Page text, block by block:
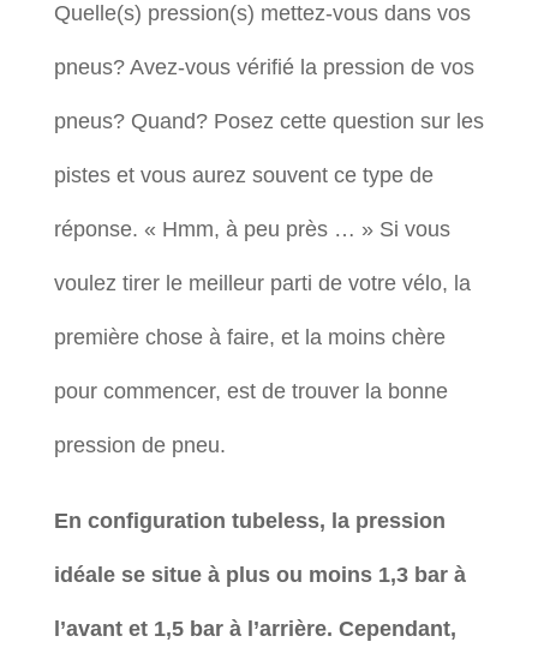
Quelle(s) pression(s) mettez-vous dans vos
pneus? Avez-vous vérifié la pression de vos
pneus? Quand? Posez cette question sur les
pistes et vous aurez souvent ce type de
réponse. « Hmm, à peu près … » Si vous
voulez tirer le meilleur parti de votre vélo, la
première chose à faire, et la moins chère
pour commencer, est de trouver la bonne
pression de pneu.
En configuration tubeless, la pression
idéale se situe à plus ou moins 1,3 bar à
l’avant et 1,5 bar à l’arrière. Cependant,